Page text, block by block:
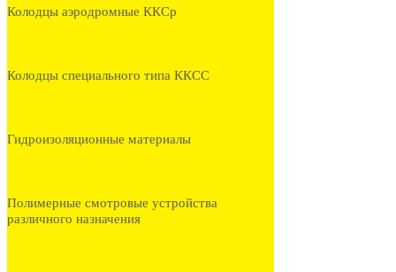
Колодцы аэродромные ККСр
Колодцы специального типа ККСС
Гидроизоляционные материалы
Полимерные смотровые устройства
различного назначения